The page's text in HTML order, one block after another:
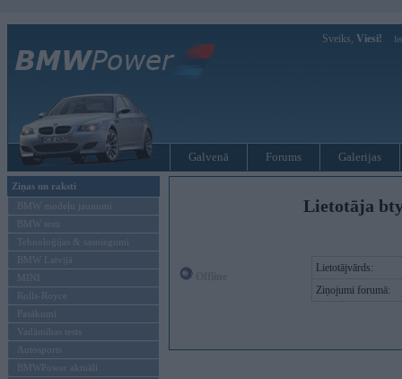
Sveiks, Viesi!
Galvenā Forums Galerijas
Ziņas un raksti
BMW modeļu jaunumi
BMW testi
Tehnoloģijas & sasniegumi
BMW Latvijā
MINI
Rolls-Royce
Pasākumi
Vadāmības tests
Autosports
BMWPower aktuāli
Lietotāja
Lietotājvārds:
Ziņojumi forumā: